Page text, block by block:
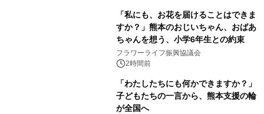
「私にも、お花を届けることはできま
すか？」熊本のおじいちゃん、おばあ
ちゃんを想う、小学6年生との約束
フラワーライフ振興協議会
2時間前
「わたしたちにも何かできますか？」
子どもたちの一言から、熊本支援の輪
が全国へ